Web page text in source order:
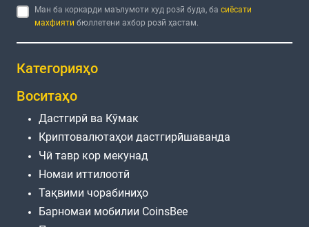
Ман ба коркарди маълумоти худ розӣ буда, басиёсати
махфияти бюллетени ахбор розӣ ҳастам.
Категорияҳо
Воситаҳо
Дастгирӣ ва Кӯмак
Криптовалютаҳои дастгирӣшаванда
Чӣ тавр кор мекунад
Номаи иттилоотӣ
Тақвими чорабиниҳо
Барномаи мобилии CoinsBee